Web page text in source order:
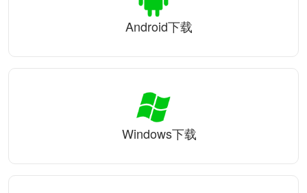
Android下载
Windows下载